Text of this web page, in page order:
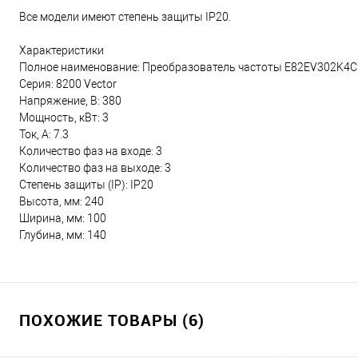
Все модели имеют степень защиты IP20.
Характеристики
Полное наименование: Преобразователь частоты
Серия: 8200 Vector
Напряжение, В: 380
Мощность, кВт: 3
Ток, А: 7.3
Количество фаз на входе: 3
Количество фаз на выходе: 3
Степень защиты (IP): IP20
Высота, мм: 240
Ширина, мм: 100
Глубина, мм: 140
ПОХОЖИЕ ТОВАРЫ (6)